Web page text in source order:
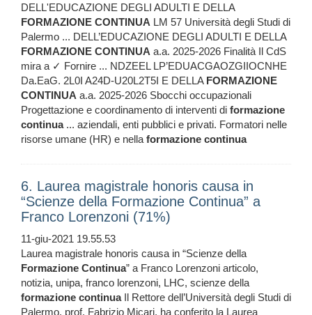
DELL'EDUCAZIONE DEGLI ADULTI E DELLA
FORMAZIONE CONTINUA LM 57 Università degli Studi di
Palermo ... DELL’EDUCAZIONE DEGLI ADULTI E DELLA
FORMAZIONE CONTINUA a.a. 2025-2026 Finalità Il CdS
mira a ✓ Fornire ... NDZEEL LP’EDUACGAOZGIIOCNHE
Da.EaG. 2L0I A24D-U20L2T5I E DELLA FORMAZIONE
CONTINUA a.a. 2025-2026 Sbocchi occupazionali
Progettazione e coordinamento di interventi di formazione
continua... aziendali, enti pubblici e privati. Formatori nelle
risorse umane (HR) e nellaformazione continua
6. Laurea magistrale honoris causa in
“Scienze della Formazione Continua” a
Franco Lorenzoni (71%)
11-giu-2021 19.55.53
Laurea magistrale honoris causa in “Scienze della
Formazione Continua” a Franco Lorenzoni articolo,
notizia, unipa, franco lorenzoni, LHC, scienze della
formazione continuaIl Rettore dell’Università degli Studi di
Palermo, prof. Fabrizio Micari, ha conferito la Laurea